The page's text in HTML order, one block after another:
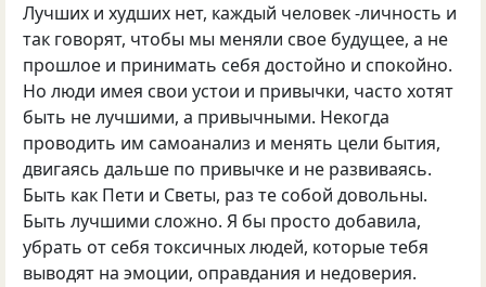
Лучших и худших нет, каждый человек -личность и
так говорят, чтобы мы меняли свое будущее, а не
прошлое и принимать себя достойно и спокойно.
Но люди имея свои устои и привычки, часто хотят
быть не лучшими, а привычными. Некогда
проводить им самоанализ и менять цели бытия,
двигаясь дальше по привычке и не развиваясь.
Быть как Пети и Светы, раз те собой довольны.
Быть лучшими сложно. Я бы просто добавила,
убрать от себя токсичных людей, которые тебя
выводят на эмоции, оправдания и недоверия.